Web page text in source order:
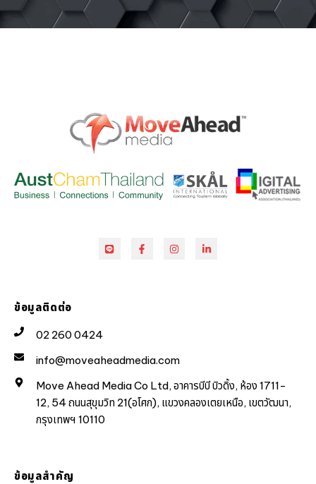
ข้อมูลติดต่อ
02 260 0424
info@moveaheadmedia.com
Move Ahead Media Co Ltd, อาคารบีบี บิวดิ้ง, ห้อง 1711-
12, 54 ถนนสุขุมวิท 21(อโศก), แขวงคลองเตยเหนือ, เขตวัฒนา,
กรุงเทพฯ 10110
ข้อมูลสำคัญ